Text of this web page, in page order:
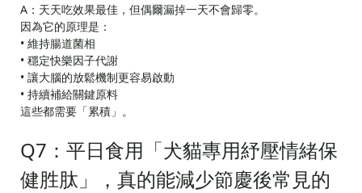
A：天天吃效果最佳，但偶爾漏掉一天不會歸零。
因為它的原理是：
• 維持腸道菌相
• 穩定快樂因子代謝
• 讓大腦的放鬆機制更容易啟動
• 持續補給關鍵原料
這些都需要「累積」。
Q7：平日食用「犬貓專用紓壓情緒保
健胜肽」，真的能減少節慶後常見的